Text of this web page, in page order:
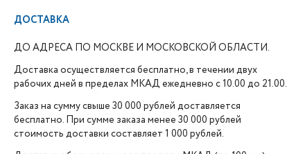
ДОСТАВКА
ДО АДРЕСА ПО МОСКВЕ И МОСКОВСКОЙ ОБЛАСТИ.
Доставка осуществляется бесплатно, в течении двух
рабочих дней в пределах МКАД ежедневно с 10.00 до 21.00.
Заказ на сумму свыше 30 000 рублей доставляется
бесплатно. При сумме заказа менее 30 000 рублей
стоимость доставки составляет 1 000 рублей.